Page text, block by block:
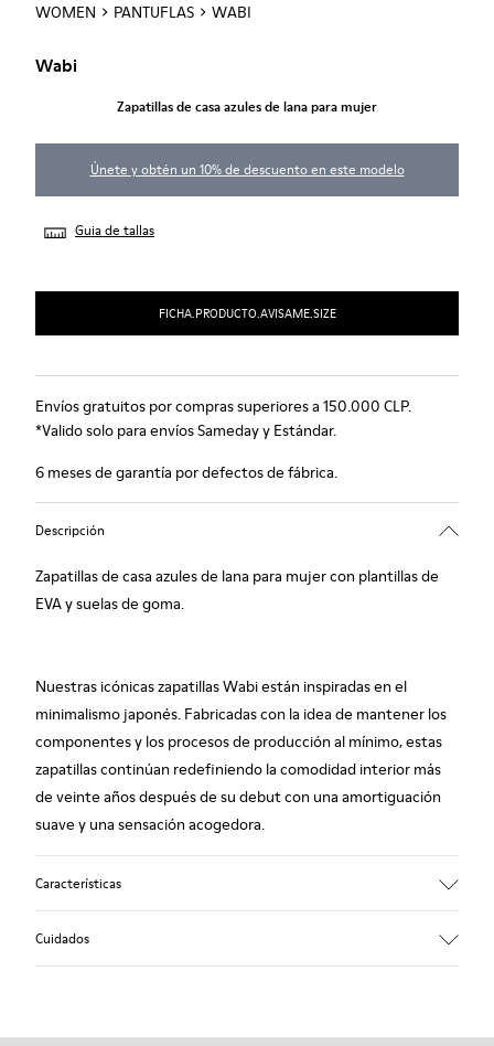
WOMEN PANTUFLAS WABI
Wabi
Zapatillas de casa azules de lana para mujer
Únete y obtén un 10% de descuento en este modelo
Guia de tallas
FICHA.PRODUCTO.AVISAME.SIZE
Envíos gratuitos por compras superiores a 150.000 CLP.
*Valido solo para envíos Sameday y Estándar.
6 meses de garantía por defectos de fábrica.
Descripción
Zapatillas de casa azules de lana para mujer con plantillas de
EVA y suelas de goma.
Nuestras icónicas zapatillas Wabi están inspiradas en el
minimalismo japonés. Fabricadas con la idea de mantener los
componentes y los procesos de producción al mínimo, estas
zapatillas continúan redefiniendo la comodidad interior más
de veinte años después de su debut con una amortiguación
suave y una sensación acogedora.
Características
Cuidados
Nuestros zapatos se han fabricado con materiales de primera